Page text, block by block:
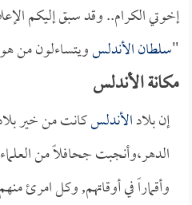
إخوتي الكرام.. وقد سبق إليكم
"سلطان الأندلسويتساءلون من هو
مكانة الأندلس
إن بلادالأندلسكانت من خير
الدهر،وأنجبت جحافلاً من
وأقماراً في أوقاتهم, وكل امرئ